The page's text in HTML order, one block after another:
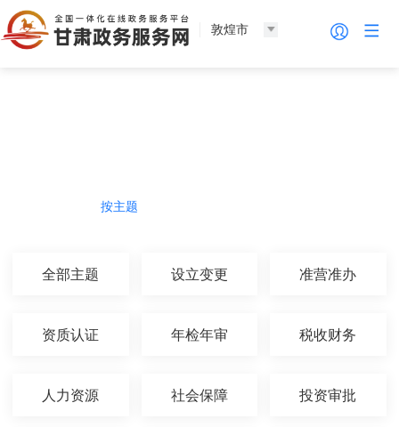
敦煌市
按主题
全部主题 设立变更 准营准办
资质认证 年检年审 税收财务
人力资源 社会保障 投资审批